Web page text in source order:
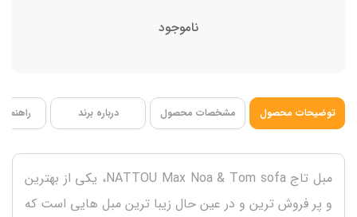
ناموجود
توضیحات محصول مشخصات محصول درباره برند
مبل تاج NATTOU Max Noa & Tom sofa، یکی از بهترین
و پر فروش ترین و در عین حال زیبا ترین مبل هایی است که